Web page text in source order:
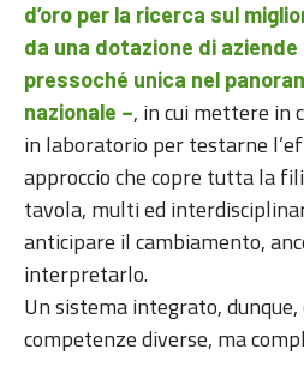
d’oro per la ricerca sul
da una dotazione di
pressoché unica nel
nazionale –, in cui mettere in
in laboratorio per testarne
approccio che copre tutta la
tavola, multi ed
anticipare il cambiamento,
interpretarlo.
Un sistema integrato,
competenze diverse, ma